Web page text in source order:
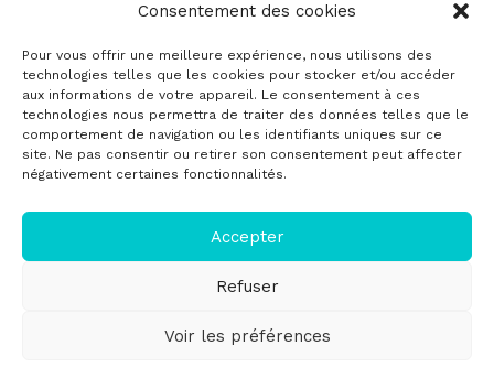
Consentement des cookies
Pour vous offrir une meilleure expérience, nous utilisons des
technologies telles que les cookies pour stocker et/ou accéder
aux informations de votre appareil. Le consentement à ces
technologies nous permettra de traiter des données telles que le
comportement de navigation ou les identifiants uniques sur ce
site. Ne pas consentir ou retirer son consentement peut affecter
négativement certaines fonctionnalités.
Accepter
Refuser
Voir les préférences
© CRDM Developpements 2022
Soumettre un bug ou une amélioration